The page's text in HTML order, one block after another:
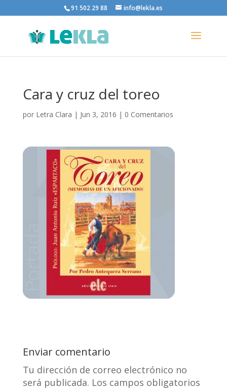
91 502 29 88 info@lekla.es
Cara y cruz del toreo
por Letra Clara | Jun 3, 2016 | 0 Comentarios
Enviar comentario
Tu dirección de correo electrónico no
será publicada. Los campos obligatorios